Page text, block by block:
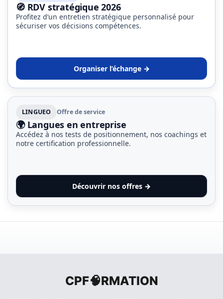
🧭 RDV stratégique 2026
Profitez d’un entretien stratégique personnalisé pour
sécuriser vos décisions compétences.
Organiser l’échange →
LINGUEO Offre de service
🌍 Langues en entreprise
Accédez à nos tests de positionnement, nos coachings et
notre certification professionnelle.
Découvrir nos offres →
CPF🧠RMATION